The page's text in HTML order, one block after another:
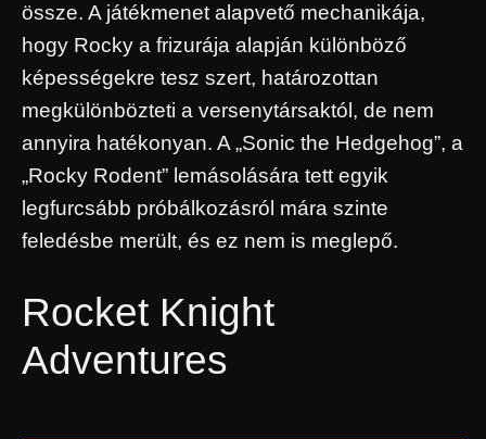
össze. A játékmenet alapvető mechanikája,
hogy Rocky a frizurája alapján különböző
képességekre tesz szert, határozottan
megkülönbözteti a versenytársaktól, de nem
annyira hatékonyan. A „Sonic the Hedgehog”, a
„Rocky Rodent” lemásolására tett egyik
legfurcsább próbálkozásról mára szinte
feledésbe merült, és ez nem is meglepő.
Rocket Knight
Adventures